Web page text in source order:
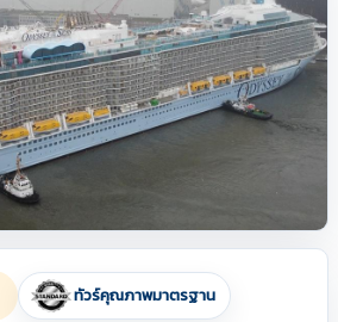
ทัวร์คุณภาพมาตรฐาน